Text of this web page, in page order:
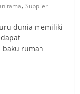
,Supplier
dunia memiliki
baku rumah